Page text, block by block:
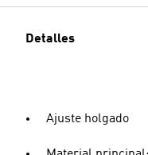
Detalles
Ajuste holgado